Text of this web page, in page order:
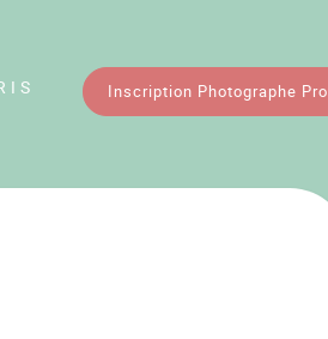
Inscription Photographe Pro